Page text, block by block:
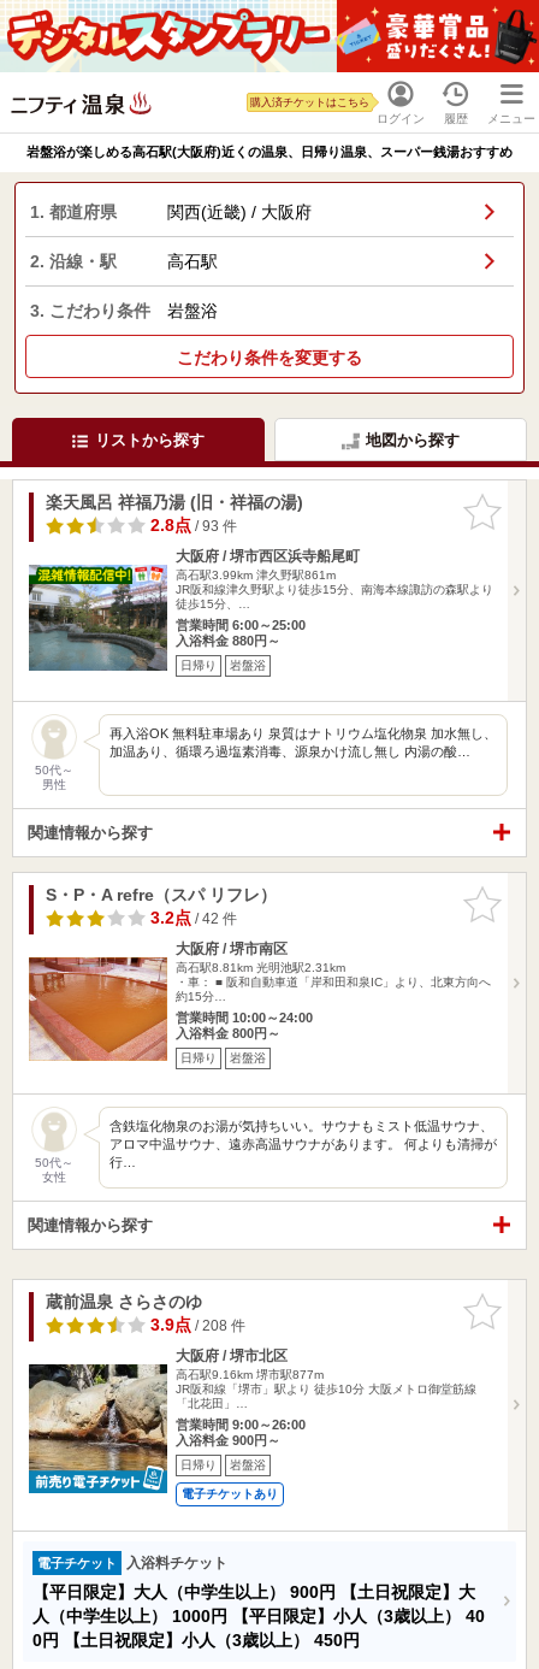
ログイン
購入済チケットはこちら
履歴 メニュー
岩盤浴が楽しめる高石駅(大阪府)近くの温泉、日帰り温泉、スーパー銭湯おすすめ
1. 都道府県 関西(近畿) / 大阪府
2. 沿線・駅 高石駅
3. こだわり条件 岩盤浴
こだわり条件を変更する
リストから探す 地図から探す
お気に入
りに追加
楽天風呂 祥福乃湯 (旧・祥福の湯)
2.8点/ 93 件
大阪府 / 堺市西区浜寺船尾町
高石駅3.99km 津久野駅861m
JR阪和線津久野駅より徒歩15分、南海本線諏訪の森駅より
徒歩15分、…
営業時間 6:00～25:00
入浴料金 880円～
日帰り 岩盤浴
50代～
男性
再入浴OK 無料駐車場あり 泉質はナトリウム塩化物泉 加水無し、
加温あり、循環ろ過塩素消毒、源泉かけ流し無し 内湯の酸…
関連情報から探す
お気に入
りに追加
S・P・A refre（スパ リフレ）
3.2点/ 42 件
大阪府 / 堺市南区
高石駅8.81km 光明池駅2.31km
・車： ■ 阪和自動車道「岸和田和泉IC」より、北東方向へ
約15分…
営業時間 10:00～24:00
入浴料金 800円～
日帰り 岩盤浴
50代～
女性
含鉄塩化物泉のお湯が気持ちいい。サウナもミスト低温サウナ、
アロマ中温サウナ、遠赤高温サウナがあります。 何よりも清掃が
行…
関連情報から探す
お気に入
りに追加
蔵前温泉 さらさのゆ
3.9点/ 208 件
大阪府 / 堺市北区
高石駅9.16km 堺市駅877m
JR阪和線「堺市」駅より 徒歩10分 大阪メトロ御堂筋線
「北花田」…
営業時間 9:00～26:00
入浴料金 900円～
日帰り 岩盤浴
電子チケットあり
電子チケット 入浴料チケット
【平日限定】大人（中学生以上） 900円
【土日祝限定】大
人（中学生以上） 1000円 【平日限定】小人（3歳以上） 40
0円
【土日祝限定】小人（3歳以上） 450円